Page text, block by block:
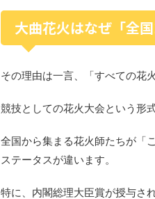
大曲花火はなぜ「全
その理由は一言、「すべての花
競技としての花火大会という形
全国から集まる花火師たちが「
ステータスが違います。
特に、内閣総理大臣賞が授与さ